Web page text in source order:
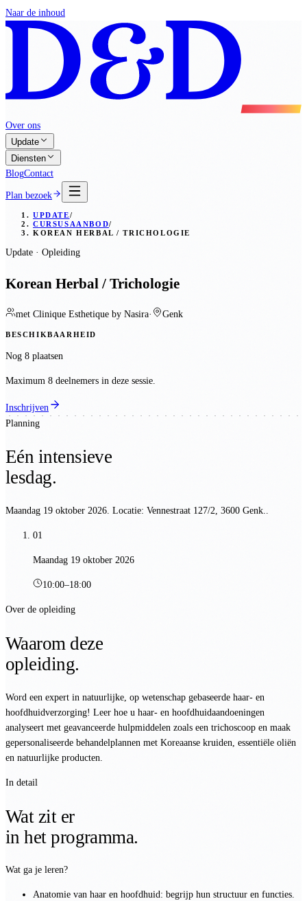
Naar de inhoud
Over ons
Update
Diensten
BlogContact
Plan bezoek
UPDATE/
CURSUSAANBOD/
KOREAN HERBAL / TRICHOLOGIE
Update · Opleiding
Korean Herbal / Trichologie
met Clinique Esthetique by Nasira· Genk
BESCHIKBAARHEID
Nog 8 plaatsen
Maximum 8 deelnemers in deze sessie.
Inschrijven
Planning
Eén intensieve
lesdag.
Maandag 19 oktober 2026. Locatie: Vennestraat 127/2, 3600 Genk..
01
Maandag 19 oktober 2026
10:00–18:00
Over de opleiding
Waarom deze
opleiding.
Word een expert in natuurlijke, op wetenschap gebaseerde haar- en
hoofdhuidverzorging! Leer hoe u haar- en hoofdhuidaandoeningen
analyseert met geavanceerde hulpmiddelen zoals een trichoscoop en maak
gepersonaliseerde behandelplannen met Koreaanse kruiden, essentiële oliën
en natuurlijke producten.
In detail
Wat zit er
in het programma.
Wat ga je leren?
Anatomie van haar en hoofdhuid: begrijp hun structuur en functies.